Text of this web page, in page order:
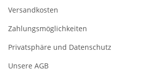
Versandkosten
Zahlungsmöglichkeiten
Privatsphäre und Datenschutz
Unsere AGB